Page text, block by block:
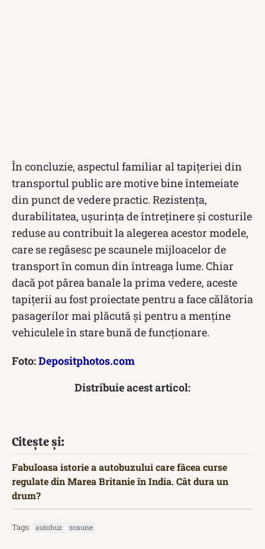
În concluzie, aspectul familiar al tapițeriei din
transportul public are motive bine întemeiate
din punct de vedere practic. Rezistența,
durabilitatea, ușurința de întreținere și costurile
reduse au contribuit la alegerea acestor modele,
care se regăsesc pe scaunele mijloacelor de
transport în comun din întreaga lume. Chiar
dacă pot părea banale la prima vedere, aceste
tapițerii au fost proiectate pentru a face călătoria
pasagerilor mai plăcută și pentru a menține
vehiculele în stare bună de funcționare.
Foto:Depositphotos.com
Distribuie acest articol:
Citește și:
Fabuloasa istorie a autobuzului care făcea curse
regulate din Marea Britanie în India. Cât dura un
drum?
Tags: autobuz scaune